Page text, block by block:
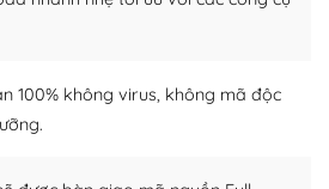
WordPress
cho một diễn đàn cộng đồng
100% không virus, không mã độc